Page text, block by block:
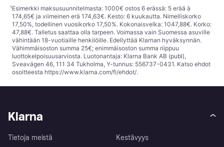
¹Esimerkki maksusuunnitelmasta: 1000€ ostos 6 erässä: 5 erää à
174,65€ ja viimeinen erä 174,63€. Kesto: 6 kuukautta. Nimelliskorko
17,50%, todellinen vuosikorko 17,50%. Kokonaisvelka: 1047,88€. Korko:
47,88€. Talletus saattaa olla tarpeen. Voimassa vain Suomessa asuville
vähintään 18-vuotiaille henkilöille. Edellyttää Klarnan hyväksynnän.
Vähimmäisoston summa 25€; enimmäisoston summa riippuu
luottokelpoisuusarviosta. Luotonantaja: Klarna Bank AB (publ),
Sveavägen 46, 111 34 Tukholma, Y-tunnus: 556737-0431. Katso ehdot
osoitteesta https://www.klarna.com/fi/ehdot/.
Klarna
Tietoja meistä
Kestävyys